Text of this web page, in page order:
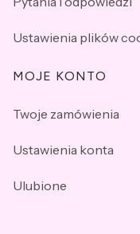
Ustawienia plików
MOJE KONTO
Twoje zamówienia
Ustawienia konta
Ulubione